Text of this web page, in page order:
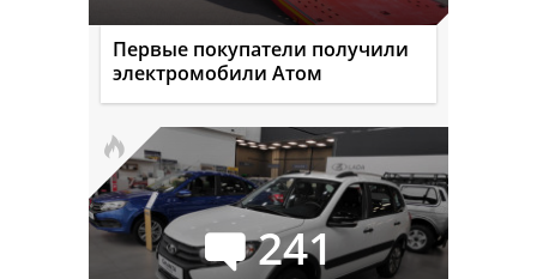
Первые покупатели получили
электромобили Атом
241